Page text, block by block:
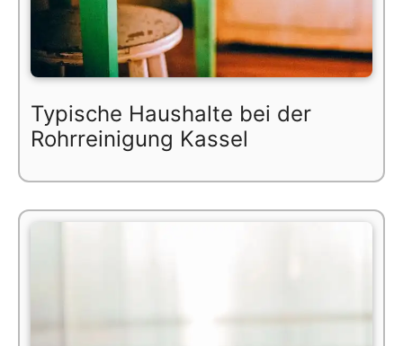
Typische Haushalte bei der
Rohrreinigung Kassel